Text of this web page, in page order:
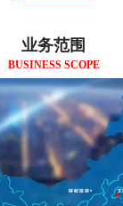
业务范围
BUSINESS SCOPE